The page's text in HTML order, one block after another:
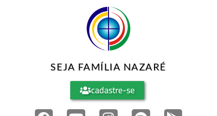
SEJA FAMÍLIA NAZARÉ
cadastre-se